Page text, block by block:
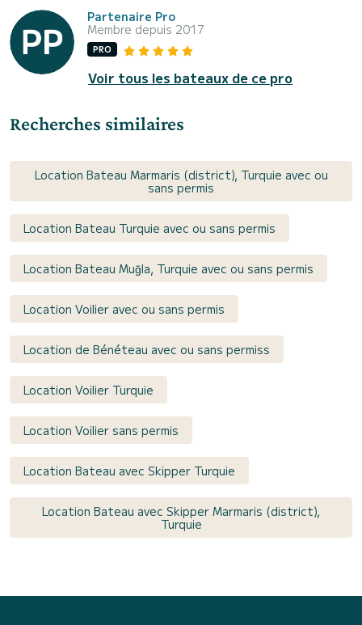
Partenaire Pro
Membre depuis 2017
PRO
Voir tous les bateaux de ce pro
Recherches similaires
Location Bateau Marmaris (district), Turquie avec ou
sans permis
Location Bateau Turquie avec ou sans permis
Location Bateau Muğla, Turquie avec ou sans permis
Location Voilier avec ou sans permis
Location de Bénéteau avec ou sans permiss
Location Voilier Turquie
Location Voilier sans permis
Location Bateau avec Skipper Turquie
Location Bateau avec Skipper Marmaris (district),
Turquie